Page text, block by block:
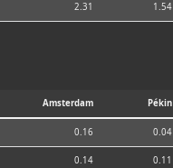
2.31 1.54
Amsterdam Pékin
0.16 0.04
0.14 0.11